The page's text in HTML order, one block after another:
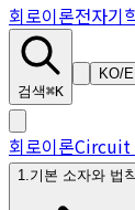
회로이론전자기
검색⌘K
KO/
회로이론Circuit
1 기본 소자와 법칙